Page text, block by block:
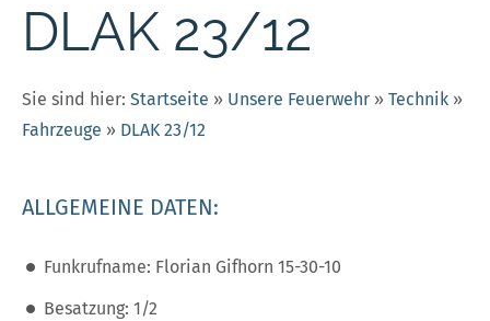
DLAK 23/12
Sie sind hier: Startseite » Unsere Feuerwehr » Technik »
Fahrzeuge » DLAK 23/12
ALLGEMEINE DATEN:
Funkrufname: Florian Gifhorn 15-30-10
Besatzung: 1/2